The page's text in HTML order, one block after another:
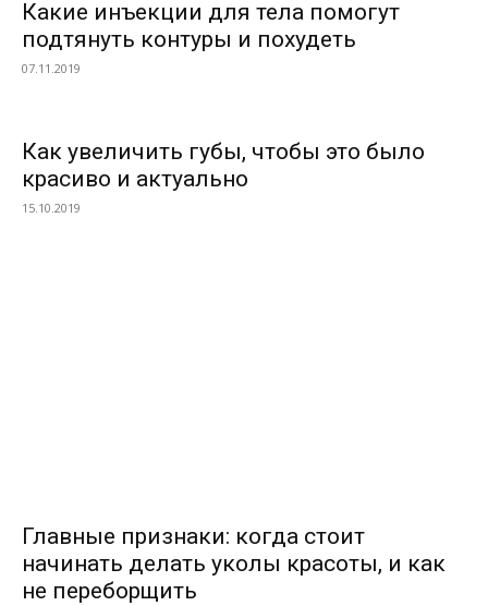
Какие инъекции для тела помогут
подтянуть контуры и похудеть
07.11.2019
Как увеличить губы, чтобы это было
красиво и актуально
15.10.2019
Главные признаки: когда стоит
начинать делать уколы красоты, и как
не переборщить